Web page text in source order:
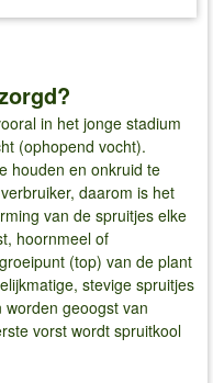
in het jonge stadium
(ophopend vocht).
houden en onkruid te
daarom is het
van de spruitjes elke
hoornmeel of
(top) van de plant
stevige spruitjes
geoogst van
vorst wordt spruitkool